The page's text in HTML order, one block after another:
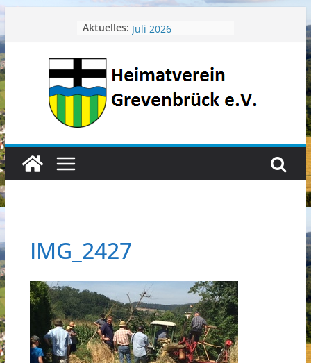
Zum
Inhalt
springen
Aktuelles: Juli 2026
Heimatverein aktuell
IMG_2427